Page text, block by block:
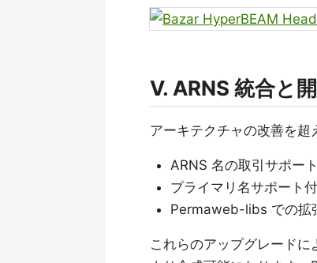
V. ARNS 統合と
アーキテクチャの改善を超
ARNS 名の取引サポート
プライマリ名サポート
Permaweb-libs での拡
これらのアップグレード